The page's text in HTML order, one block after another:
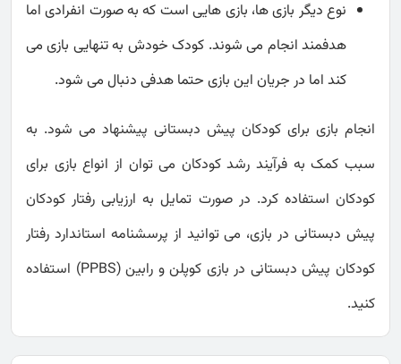
نوع دیگر بازی ها، بازی هایی است که به صورت انفرادی اما
هدفمند انجام می شوند. کودک خودش به تنهایی بازی می
کند اما در جریان این بازی حتما هدفی دنبال می شود.
انجام بازی برای کودکان پیش دبستانی پیشنهاد می شود. به
سبب کمک به فرآیند رشد کودکان می توان از انواع بازی برای
کودکان استفاده کرد. در صورت تمایل به ارزیابی رفتار کودکان
پیش دبستانی در بازی، می توانید از پرسشنامه استاندارد رفتار
کودکان پیش‌ دبستانی در بازی کوپلن و رابین (PPBS) استفاده
کنید.